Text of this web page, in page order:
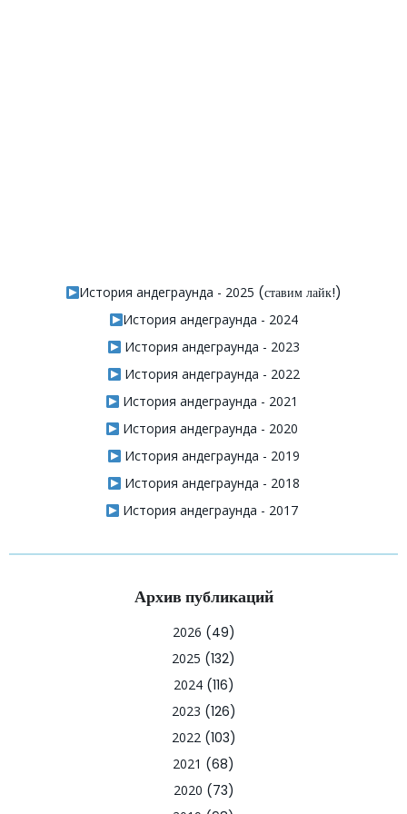
История андеграунда - 2025 (ставим лайк!)
История андеграунда - 2024
История андеграунда - 2023
История андеграунда - 2022
История андеграунда - 2021
История андеграунда - 2020
История андеграунда - 2019
История андеграунда - 2018
История андеграунда - 2017
Архив публикаций
2026 (49)
2025 (132)
2024(116)
2023 (126)
2022(103)
2021 (68)
2020 (73)